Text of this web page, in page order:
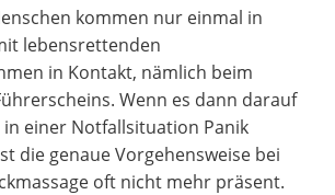
kommen nur einmal in
lebensrettenden
in Kontakt, nämlich beim
Wenn es dann darauf
einer Notfallsituation Panik
die genaue Vorgehensweise bei
oft nicht mehr präsent.